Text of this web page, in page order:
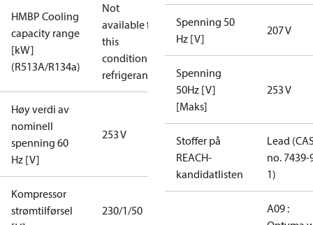
HMBP Cooling
capacity range
[kW]
(R513A/R134a)
Not
available for
this
condition /
refrigerant
Høy verdi av
nominell
spenning 60
Hz [V]
253 V
Kompressor
strømtilførsel
230/1/50
Spenning 50
Hz [V]
207 V
Spenning
50Hz [V]
[Maks]
253 V
Stoffer på
REACH-
kandidatlisten
Lead
no. 7439-
1)
A09 :